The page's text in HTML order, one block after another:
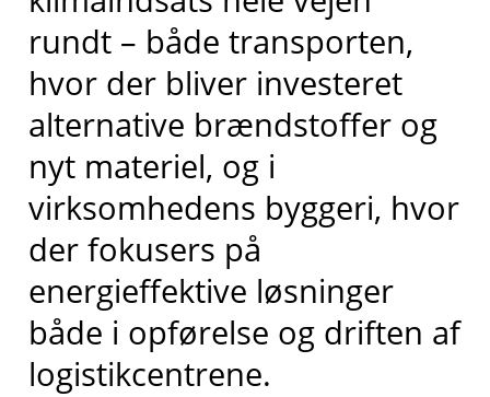
rundt – både transporten,
hvor der bliver investeret
alternative brændstoffer og
nyt materiel, og i
virksomhedens byggeri, hvor
der fokusers på
energieffektive løsninger
både i opførelse og driften af
logistikcentrene.